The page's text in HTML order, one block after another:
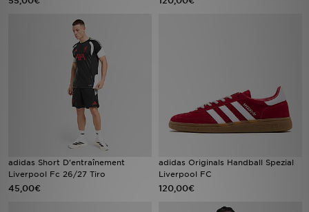
adidas Short D'entraînement
Liverpool Fc 26/27 Tiro
45,00€
adidas Originals Handball Spezial
Liverpool FC
120,00€
Suivre Ma Commande
Service client
Nos Magasins
Télécharge l'Appli